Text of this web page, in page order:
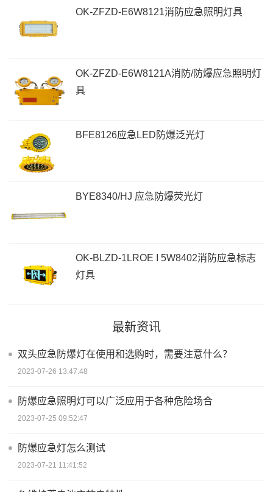
OK-ZFZD-E6W8121消防应急照明灯具
OK-ZFZD-E6W8121A消防/防爆应急照明灯
具
BFE8126应急LED防爆泛光灯
BYE8340/HJ 应急防爆荧光灯
OK-BLZD-1LROE I 5W8402消防应急标志
灯具
最新资讯
双头应急防爆灯在使用和选购时，需要注意什么？
2023-07-26 13:47:48
防爆应急照明灯可以广泛应用于各种危险场合
2023-07-25 09:52:47
防爆应急灯怎么测试
2023-07-21 11:41:52